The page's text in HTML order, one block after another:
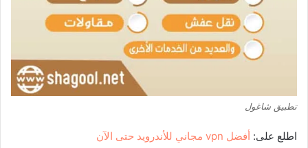
تطبيق شاغول
اطلع على: أفضل vpn مجاني للأندرويد حتى الآن